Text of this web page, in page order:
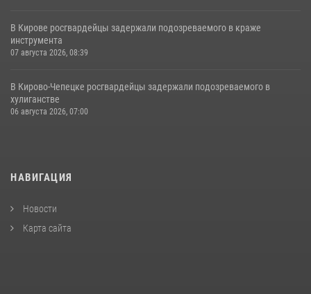
В Кирове росгвардейцы задержали подозреваемого в краже
инструмента
07 августа 2026, 08:39
В Кирово-Чепецке росгвардейцы задержали подозреваемого в
хулиганстве
06 августа 2026, 07:00
НАВИГАЦИЯ
Новости
Карта сайта